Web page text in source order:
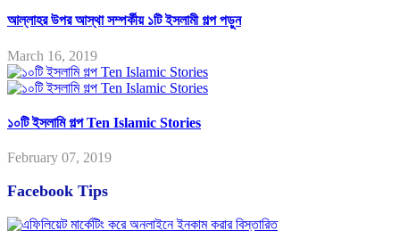
আল্লাহর উপর আস্থা সম্পর্কীয় ১টি ইসলামী গল্প পড়ুন
March 16, 2019
১০টি ইসলামি গল্প Ten Islamic Stories
February 07, 2019
Facebook Tips